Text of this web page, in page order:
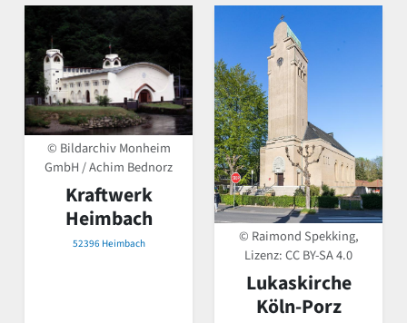
© Bildarchiv Monheim
GmbH / Achim Bednorz
Kraftwerk
Heimbach
52396 Heimbach
© Raimond Spekking,
Lizenz:CC BY-SA 4.0
Lukaskirche
Köln-Porz